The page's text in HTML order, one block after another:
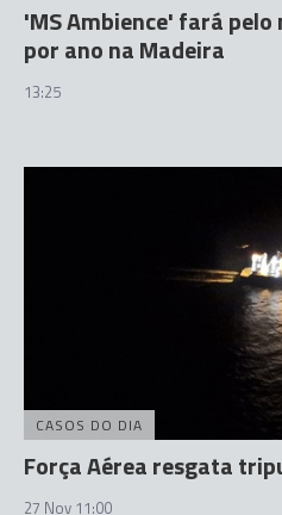
'MS Ambience' fará pelo
por ano na Madeira
13:25
CASOS DO DIA
Força Aérea resgata
27 Nov 11:00